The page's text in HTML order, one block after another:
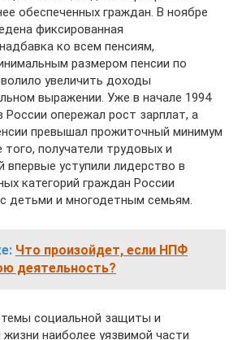
обеспеченных граждан. В ноябре
фиксированная
ко всем пенсиям,
размером пенсии по
увеличить доходы
выражении. Уже в начале 1994
России опережал рост зарплат, а
превышал прожиточный минимум
получатели трудовых и
впервые уступили лидерство в
категорий граждан России
детьми и многодетным семьям.
Что произойдет, если НПФ
деятельность?
социальной защиты и
наиболее уязвимой части